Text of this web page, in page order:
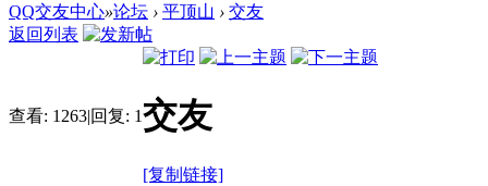
QQ交友中心»论坛 › 平顶山 › 交友
返回列表
查看: 1263|回复: 1交友
[复制链接]